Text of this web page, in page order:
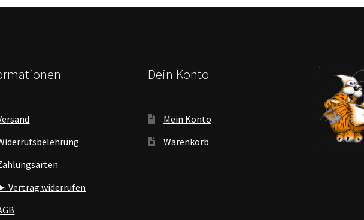
Vertrag widerrufen
Dein Konto
Mein Konto
Warenkorb